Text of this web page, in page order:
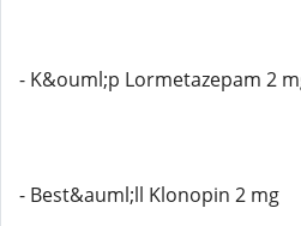
- K&ouml;p Lormetazepam 2
- Best&auml;ll Klonopin 2 mg